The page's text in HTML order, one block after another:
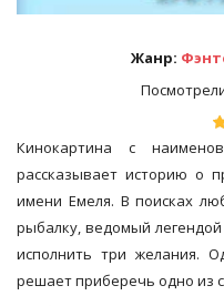
Жанр:
Кинокартина с
рассказывает историю о
имени Емеля. В поисках
рыбалку, ведомый
исполнить три желания.
решает приберечь одно из